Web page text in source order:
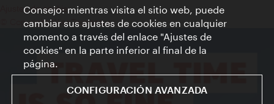
Ajustes de cookie
© Copyright WienTourismus
Consejo: mientras visita el sitio web, puede
cambiar sus ajustes de cookies en cualquier
momento a través del enlace "Ajustes de
cookies" en la parte inferior al final de la
página.
CONFIGURACIÓN AVANZADA